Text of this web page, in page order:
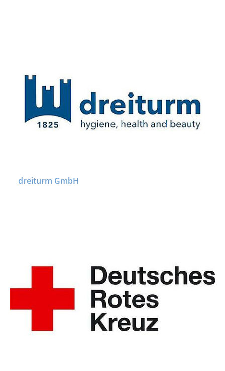
dreiturm GmbH